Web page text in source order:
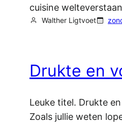
cuisine
Walther Ligtvoet
Drukte en
Leuke titel. Drukte
Zoals jullie weten